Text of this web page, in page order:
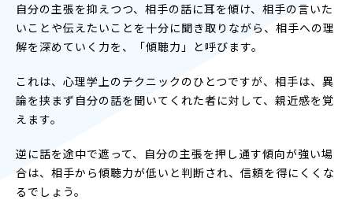
自分の主張を抑えつつ、相手の話に耳を傾け、相手の言いた
いことや伝えたいことを十分に聞き取りながら、相手への理
解を深めていく力を、「傾聴力」と呼びます。
これは、心理学上のテクニックのひとつですが、相手は、異
論を挟まず自分の話を聞いてくれた者に対して、親近感を覚
えます。
逆に話を途中で遮って、自分の主張を押し通す傾向が強い場
合は、相手から傾聴力が低いと判断され、信頼を得にくくな
るでしょう。